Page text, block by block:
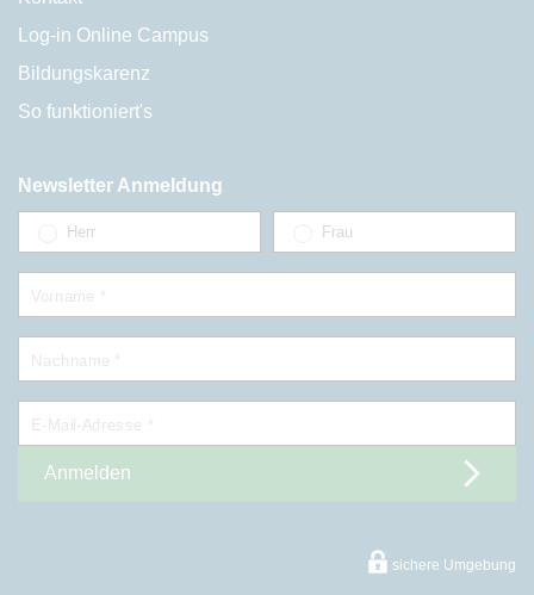
Log-in Online Campus
Bildungskarenz
So funktioniert's
Newsletter Anmeldung
Herr Frau
Anmelden
sichere Umgebung